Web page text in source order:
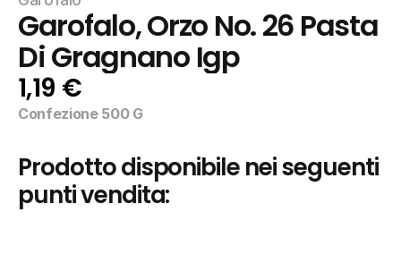
Garofalo, Orzo No. 26 Pasta
Di Gragnano Igp
1,19 €
Confezione 500 G
Prodotto disponibile nei seguenti
punti vendita: